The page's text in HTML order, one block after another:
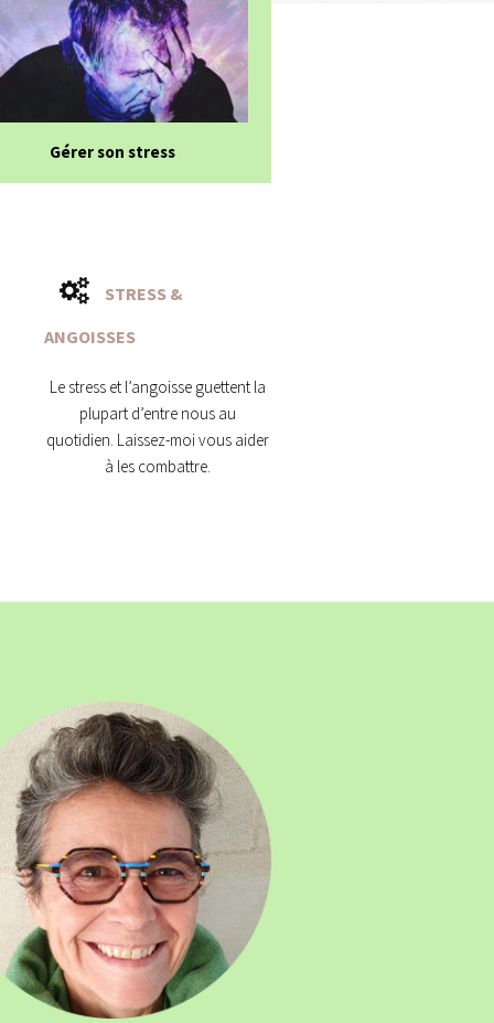
Gérer son stress
STRESS &
ANGOISSES
Le stress et l’angoisse guettent la
plupart d’entre nous au
quotidien. Laissez-moi vous aider
à les combattre.